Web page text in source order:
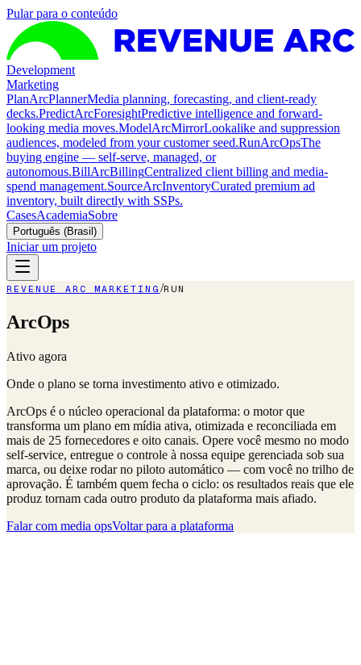
Pular para o conteúdo
Development
Marketing
PlanArcPlannerMedia planning, forecasting, and client-ready
decks.PredictArcForesightPredictive intelligence and forward-
looking media moves.ModelArcMirrorLookalike and suppression
audiences, modeled from your customer seed.RunArcOpsThe
buying engine — self-serve, managed, or
autonomous.BillArcBillingCentralized client billing and media-
spend management.SourceArcInventoryCurated premium ad
inventory, built directly with SSPs.
CasesAcademiaSobre
Português (Brasil)
Iniciar um projeto
REVENUE ARC MARKETING /RUN
ArcOps
Ativo agora
Onde o plano se torna investimento ativo e otimizado.
ArcOps é o núcleo operacional da plataforma: o motor que
transforma um plano em mídia ativa, otimizada e reconciliada em
mais de 25 fornecedores e oito canais. Opere você mesmo no modo
self-service, entregue o controle à nossa equipe gerenciada sob sua
marca, ou deixe rodar no piloto automático — com você no trilho de
aprovação. É também quem fecha o ciclo: os resultados reais que ele
produz tornam cada outro produto da plataforma mais afiado.
Falar com media opsVoltar para a plataforma